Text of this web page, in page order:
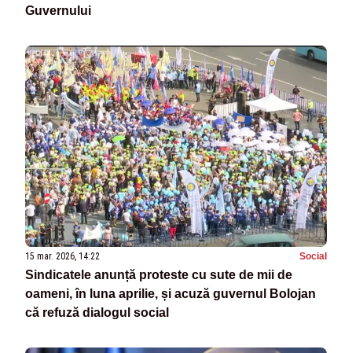
Guvernului
15 mar. 2026, 14:22 Social
Sindicatele anunță proteste cu sute de mii de
oameni, în luna aprilie, și acuză guvernul Bolojan
că refuză dialogul social